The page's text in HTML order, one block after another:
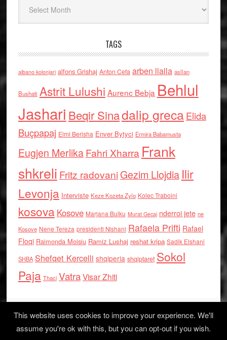
TAGS
albano kolonjari alfons Grishaj Anton Cefa arben llalla asllan
Bushati Astrit Lulushi Aurenc Bebja Behlul
Jashari Beqir Sinadalip grecaElida
Buçpapaj Elmi Berisha Enver Bytyci Ermira Babamusta
Eugjen MerlikaFahri Xharra Frank
shkreli Fritz radovaniGezim Llojdia Ilir
Levonja Interviste Keze Kozeta Zylo Kolec Traboini
kosova Kosove Marjana Bulku Murat Gecaj nderroi jete ne
Kosove Nene Tereza presidenti Nishani Rafaela Prifti Rafael
Floqi Raimonda Moisiu Ramiz Lushaj reshat kripa Sadik Elshani
SHBA Shefqet Kercelli shqiperia shqiptaret Sokol
Paja Thaci VatraVisar Zhiti
This website uses cookies to improve your experience. We'll
assume you're ok with this, but you can opt-out if you wish.